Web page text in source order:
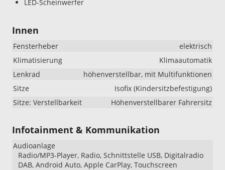
LED-Scheinwerfer
Innen
Fensterheber
elektrisch
Klimatisierung
Klimaautomatik
Lenkrad
höhenverstellbar, mit Multifunktionen
Sitze
Isofix (Kindersitzbefestigung)
Sitze: Verstellbarkeit
Höhenverstellbarer Fahrersitz
Infotainment & Kommunikation
Audioanlage
Radio/MP3-Player, Radio, Schnittstelle USB, Digitalradio
DAB, Android Auto, Apple CarPlay, Touchscreen